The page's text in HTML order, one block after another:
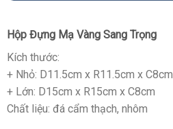
Hộp Đựng Mạ Vàng Sang Trọng
Kích thước:
+ Nhỏ: D11.5cm x R11.5cm x C8cm
+ Lớn: D15cm x R15cm x C8cm
Chất liệu: đá cẩm thạch, nhôm